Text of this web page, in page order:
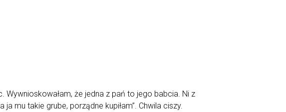
Wywnioskowałam, że jedna z pań to jego babcia. Ni z
mu takie grube, porządne kupiłam”. Chwila ciszy.